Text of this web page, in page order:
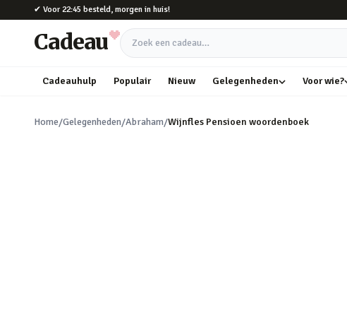
Naar hoofdinhoud
✔ Voor 22:45 besteld, morgen in huis!
Cadeau Zoek een cadeau
Cadeauhulp Populair Nieuw Gelegenheden Voor wie?
Home/Gelegenheden/Abraham/Wijnfles Pensioen woordenboek